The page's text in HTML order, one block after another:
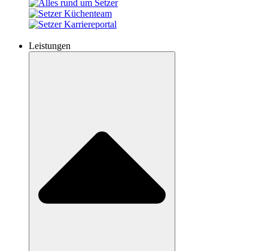
Leistungen